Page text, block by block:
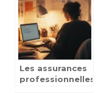
compétences
techniques
Les assurances
professionnelles